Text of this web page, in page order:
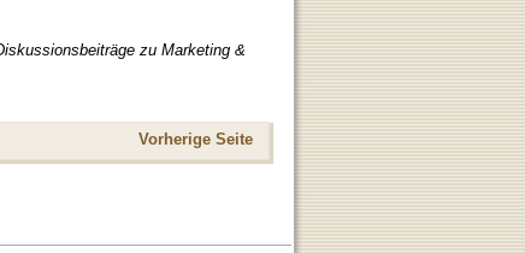
zu Marketing &
Vorherige Seite